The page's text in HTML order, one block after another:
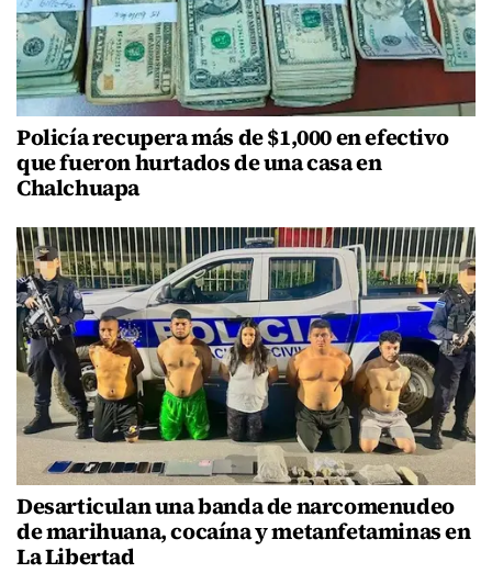
Policía recupera más de $1,000 en efectivo
que fueron hurtados de una casa en
Chalchuapa
Desarticulan una banda de narcomenudeo
de marihuana, cocaína y metanfetaminas en
La Libertad